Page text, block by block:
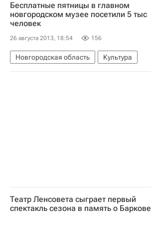
Бесплатные пятницы в главном
новгородском музее посетили 5 тыс
человек
26 августа 2013, 18:54 156
Новгородская область
Культура
Великий Новгород
Европа
Театр Ленсовета сыграет первый
спектакль сезона в память о Баркове